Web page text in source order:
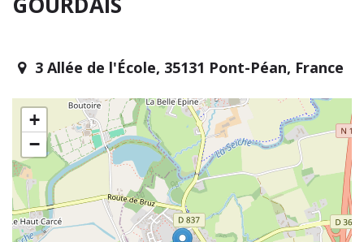
3 Allée de l'École, 35131 Pont-Péan, France
+
−